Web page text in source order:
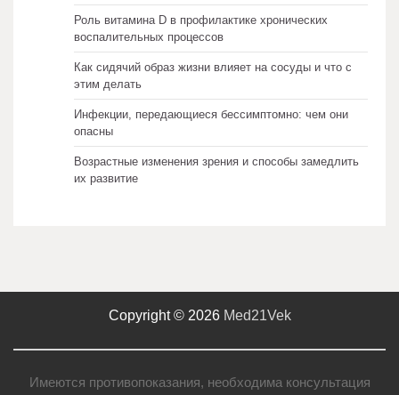
Роль витамина D в профилактике хронических
воспалительных процессов
Как сидячий образ жизни влияет на сосуды и что с
этим делать
Инфекции, передающиеся бессимптомно: чем они
опасны
Возрастные изменения зрения и способы замедлить
их развитие
Copyright © 2026 Med21Vek
Имеются противопоказания, необходима консультация